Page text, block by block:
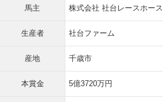
馬主 株式会社 社台レースホース
生産者 社台ファーム
産地 千歳市
本賞金 5億3720万円